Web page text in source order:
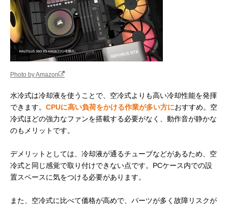
Photo by Amazon
水冷式は冷却液を使うことで、空冷式よりも高い冷却性能を発揮
できます。 CPUに高い負荷をかける作業が多い方におすすめ。空
冷式ほどの強力なファンを搭載する必要がなく、動作音が静かな
のもメリットです。
デメリットとしては、冷却液が通るチューブなどがあるため、空
冷式と同じ感覚で取り付けできない点です。PCケース内での設
置スペースに気をつける必要があります。
また、空冷式に比べて価格が高めで、パーツが多く故障リスクが